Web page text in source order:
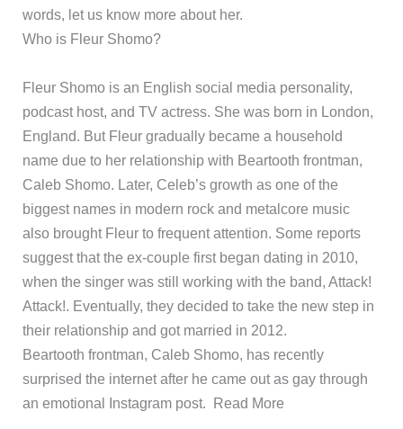
words, let us know more about her.
Who is Fleur Shomo?
Fleur Shomo is an English social media personality,
podcast host, and TV actress. She was born in London,
England. But Fleur gradually became a household
name due to her relationship with Beartooth frontman,
Caleb Shomo. Later, Celeb’s growth as one of the
biggest names in modern rock and metalcore music
also brought Fleur to frequent attention. Some reports
suggest that the ex-couple first began dating in 2010,
when the singer was still working with the band, Attack!
Attack!. Eventually, they decided to take the new step in
their relationship and got married in 2012.
​Beartooth frontman, Caleb Shomo, has recently
surprised the internet after he came out as gay through
an emotional Instagram post. ​Read More